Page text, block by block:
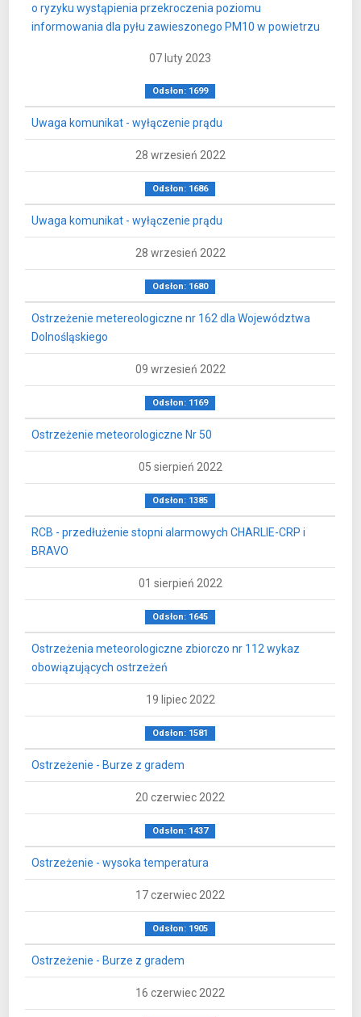
o ryzyku wystąpienia przekroczenia poziomu
informowania dla pyłu zawieszonego PM10 w powietrzu
07 luty 2023
Odsłon: 1699
Uwaga komunikat - wyłączenie prądu
28 wrzesień 2022
Odsłon: 1686
Uwaga komunikat - wyłączenie prądu
28 wrzesień 2022
Odsłon: 1680
Ostrzeżenie metereologiczne nr 162 dla Województwa
Dolnośląskiego
09 wrzesień 2022
Odsłon: 1169
Ostrzeżenie meteorologiczne Nr 50
05 sierpień 2022
Odsłon: 1385
RCB - przedłużenie stopni alarmowych CHARLIE-CRP i
BRAVO
01 sierpień 2022
Odsłon: 1645
Ostrzeżenia meteorologiczne zbiorczo nr 112 wykaz
obowiązujących ostrzeżeń
19 lipiec 2022
Odsłon: 1581
Ostrzeżenie - Burze z gradem
20 czerwiec 2022
Odsłon: 1437
Ostrzeżenie - wysoka temperatura
17 czerwiec 2022
Odsłon: 1905
Ostrzeżenie - Burze z gradem
16 czerwiec 2022